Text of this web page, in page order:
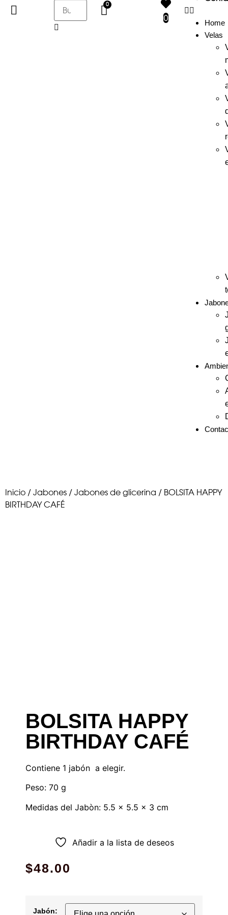
0
Home
Velas
Inicio / Jabones / Jabones de glicerina / BOLSITA HAPPY
BIRTHDAY CAFÉ
BOLSITA HAPPY
BIRTHDAY CAFÉ
Contiene 1 jabón a elegir.
Peso: 70 g
Medidas del Jabòn: 5.5 x 5.5 x 3 cm
Añadir a la lista de deseos
$48.00
Jabón: